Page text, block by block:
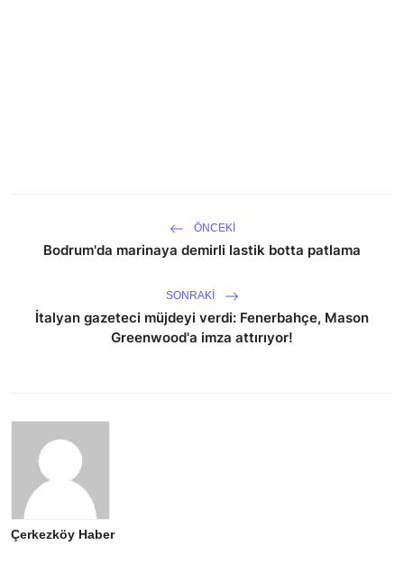
ÖNCEKI
Bodrum'da marinaya demirli lastik botta patlama
SONRAKI
İtalyan gazeteci müjdeyi verdi: Fenerbahçe, Mason
Greenwood'a imza attırıyor!
Çerkezköy Haber